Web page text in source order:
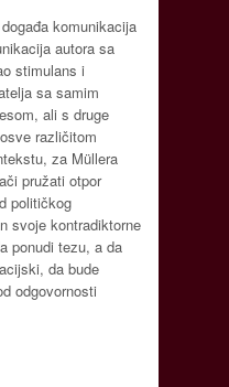
komunikacija
autora sa
stimulans i
sa samim
ali s druge
različitom
za Müllera
pružati otpor
političkog
svoje kontradiktorne
ponudi tezu, a da
da bude
odgovornosti